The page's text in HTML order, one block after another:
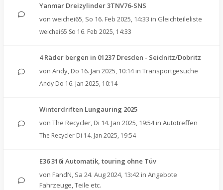
Yanmar Dreizylinder 3TNV76-SNS
von weichei65, So 16. Feb 2025, 14:33 in Gleichteileliste
weichei65 So 16. Feb 2025, 14:33
4 Räder bergen in 01237 Dresden - Seidnitz/Dobritz
von Andy, Do 16. Jan 2025, 10:14in Transportgesuche
Andy Do 16. Jan 2025, 10:14
Winterdriften Lungauring 2025
von The Recycler, Di 14. Jan 2025, 19:54in Autotreffen
The Recycler Di 14. Jan 2025, 19:54
E36 316i Automatik, touring ohne Tüv
von FandN, Sa 24. Aug 2024, 13:42 in Angebote
Fahrzeuge, Teile etc.